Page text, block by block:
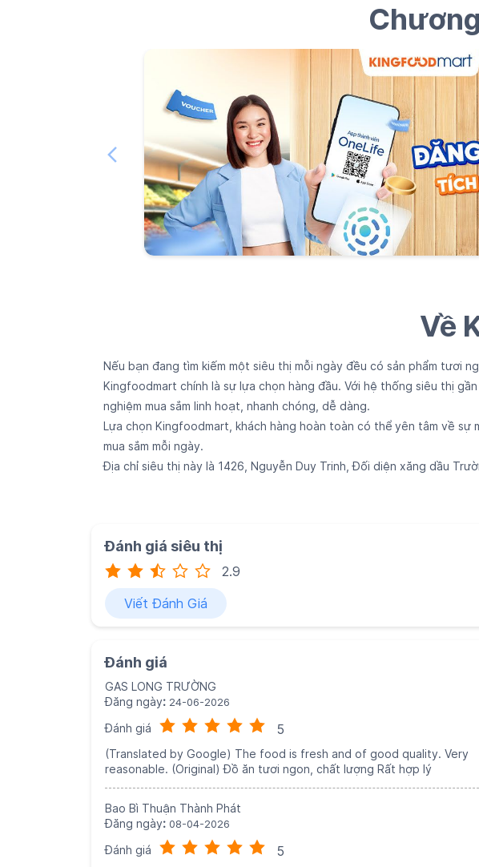
Về
Nếu bạn đang tìm kiếm một siêu thị mỗi ngày đều có sản phẩm tươi
Kingfoodmart chính là sự lựa chọn hàng đầu. Với hệ thống siêu thị
nghiệm mua sắm linh hoạt, nhanh chóng, dễ dàng.
Lựa chọn Kingfoodmart, khách hàng hoàn toàn có thể yên tâm về
mua sắm mỗi ngày.
Địa chỉ siêu thị này là 1426, Nguyễn Duy Trinh, Đối diện xăng dầu
Đánh giá siêu thị
2.9
Viết Đánh Giá
Đánh giá
GAS LONG TRƯỜNG
Đăng ngày: 24-06-2026
Đánh giá 5
(Translated by Google) The food is fresh and of good quality. Very
reasonable. (Original) Đồ ăn tươi ngon, chất lượng Rất hợp lý
Bao Bì Thuận Thành Phát
Đăng ngày: 08-04-2026
Đánh giá 5